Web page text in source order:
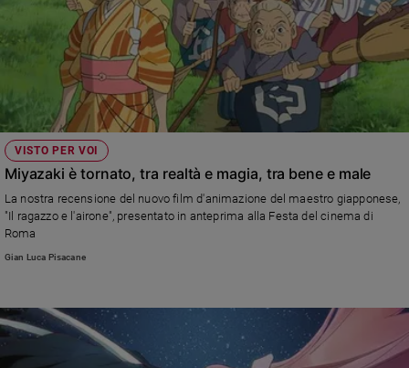
Contatti
Pubblicità
Registrati
Redazione
Social
VISTO PER VOI
Miyazaki è tornato, tra realtà e magia, tra bene e male
La nostra recensione del nuovo film d'animazione del maestro giapponese,
"Il ragazzo e l'airone", presentato in anteprima alla Festa del cinema di
Roma
Gian Luca Pisacane